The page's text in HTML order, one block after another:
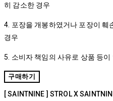
히 감소한 경우
4. 포장을 개봉하였거나 포장이
경우
5. 소비자 책임의 사유로 상품 등
구매하기
[ SAINTNINE ] STROL X